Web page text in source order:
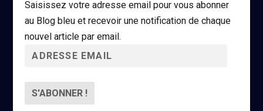
Saisissez votre adresse email pour vous abonner
au Blog bleu et recevoir une notification de chaque
nouvel article par email.
r